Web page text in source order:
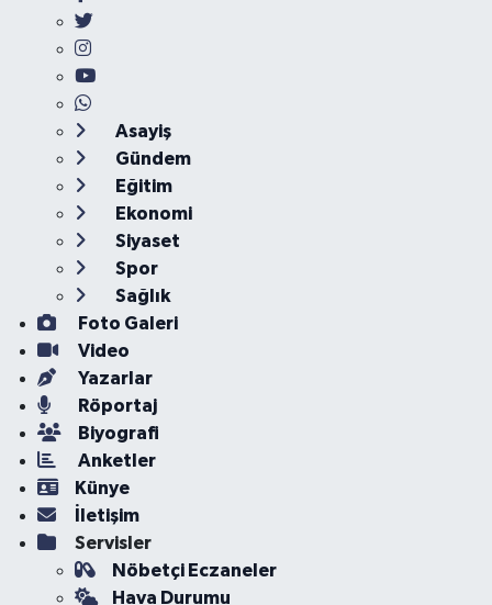
Asayiş
Gündem
Eğitim
Ekonomi
Siyaset
Spor
Sağlık
Foto Galeri
Video
Yazarlar
Röportaj
Biyografi
Anketler
Künye
İletişim
Servisler
Nöbetçi Eczaneler
Hava Durumu